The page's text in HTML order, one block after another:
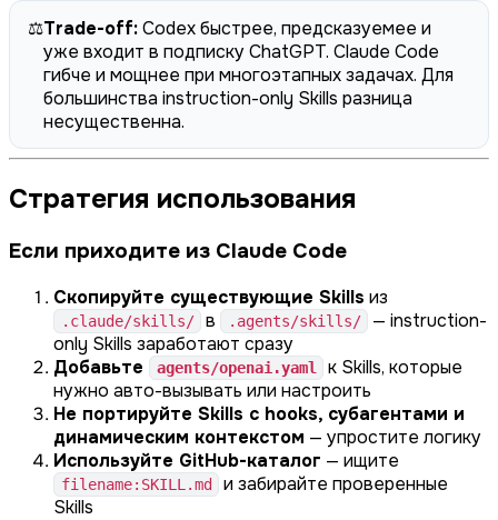
⚖️Trade-off:Codex быстрее, предсказуемее и
уже входит в подписку ChatGPT. Claude Code
гибче и мощнее при многоэтапных задачах. Для
большинства instruction-only Skills разница
несущественна.
Стратегия использования
Если приходите из Claude Code
Скопируйте существующие Skills из
.claude/skills/ в .agents/skills/
— instruction-
only Skills заработают сразу
Добавьте
agents/openai.yaml
к Skills, которые
нужно авто-вызывать или настроить
Не портируйте Skills с hooks, субагентами и
динамическим контекстом — упростите логику
Используйте GitHub-каталог — ищите
filename:SKILL.md
и забирайте проверенные
Skills